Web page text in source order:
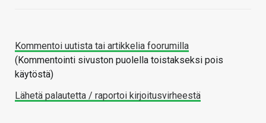
Kommentoi uutista tai artikkelia foorumilla
(Kommentointi sivuston puolella toistakseksi pois
käytöstä)
Lähetä palautetta / raportoi kirjoitusvirheestä